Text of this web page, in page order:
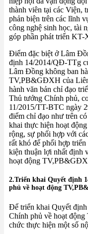
thành viên tại các Viện,
phản biện trên các lĩnh
công nghệ sinh học, tài
góp phần phát triển
Điểm đặc biệt ở Lâm
định 14/2014/QĐ-TTg
Lâm Đồng không ban
TV,PB&GĐXH của
hành văn bản chỉ đạo
Thủ tướng Chính phủ,
11/2015/TT-BTC ngày
điểm chỉ đạo như trên
khai thực hiện hoạt
rộng, sự phối hợp với
rất khó để phối hợp
kiện thuận lợi nhất định
hoạt động
2.Triển khai Quyết định
phủ về hoạt động
Để triển khai Quyết
Chính phủ về hoạt
chức thực hiện một số